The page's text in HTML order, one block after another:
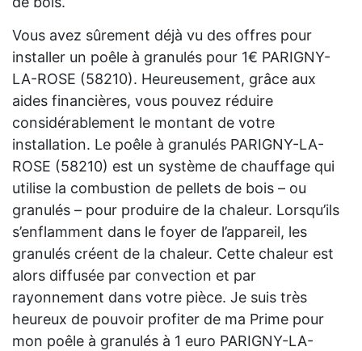
Vous avez sûrement déjà vu des offres pour
installer un poêle à granulés pour 1€ PARIGNY-
LA-ROSE (58210). Heureusement, grâce aux
aides financières, vous pouvez réduire
considérablement le montant de votre
installation. Le poêle à granulés PARIGNY-LA-
ROSE (58210) est un système de chauffage qui
utilise la combustion de pellets de bois – ou
granulés – pour produire de la chaleur. Lorsqu’ils
s’enflamment dans le foyer de l’appareil, les
granulés créent de la chaleur. Cette chaleur est
alors diffusée par convection et par
rayonnement dans votre pièce. Je suis très
heureux de pouvoir profiter de ma Prime pour
mon poêle à granulés à 1 euro PARIGNY-LA-